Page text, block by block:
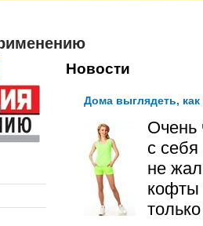
Новости
Дома выглядеть,
Очень
с
не
кофты